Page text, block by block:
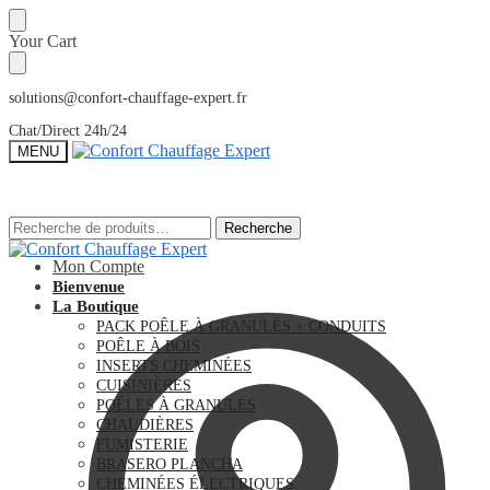
Sauter
à
la
navigation
Skip
to
content
Your Cart
solutions@confort-chauffage-expert.fr
Chat/Direct 24h/24
MENU
Recherche
pour :
Recherche
Mon Compte
Recherche
pour :
Recherche
Bienvenue
La Boutique
PACK POÊLE À GRANULÉS + CONDUITS
POÊLE À BOIS
INSERTS CHEMINÉES
CUISINIÈRES
POÊLES À GRANULÉS
CHAUDIÈRES
FUMISTERIE
BRASERO PLANCHA
CHEMINÉES ÉLECTRIQUES